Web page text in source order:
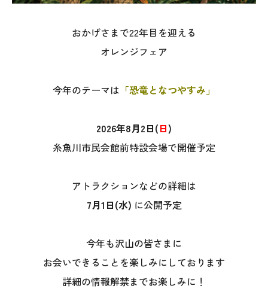
土地･空き家 不動産相談
移住と暮らし相談
本社
〒941-0062 新潟県糸魚川市中央2-4-2
025-552-0456 (本社)
おかげさまで22年目を迎える
オレンジフェア
今年のテーマは 「恐竜となつやすみ」
2026年8月2日(日)
糸魚川市民会館前特設会場で開催予定
アトラクションなどの詳細は
7月1日(水) に公開予定
今年も沢山の皆さまに
お会いできることを楽しみにしております
詳細の情報解禁までお楽しみに！